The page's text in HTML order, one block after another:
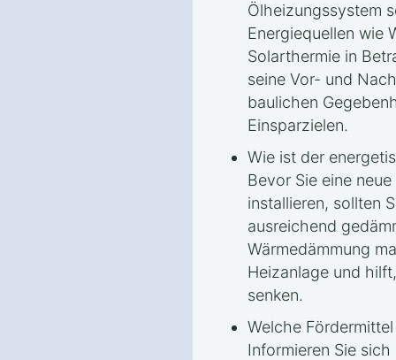
Ölheizungssystem
Energiequellen wie
Solarthermie in
seine Vor- und
baulichen
Einsparzielen.
Wie ist der
Bevor Sie eine
installieren, sollten
ausreichend
Wärmedämmung
Heizanlage und
senken.
Welche
Informieren Sie